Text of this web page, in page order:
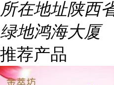
所在地址陕西
绿地鸿海大厦
推荐产品